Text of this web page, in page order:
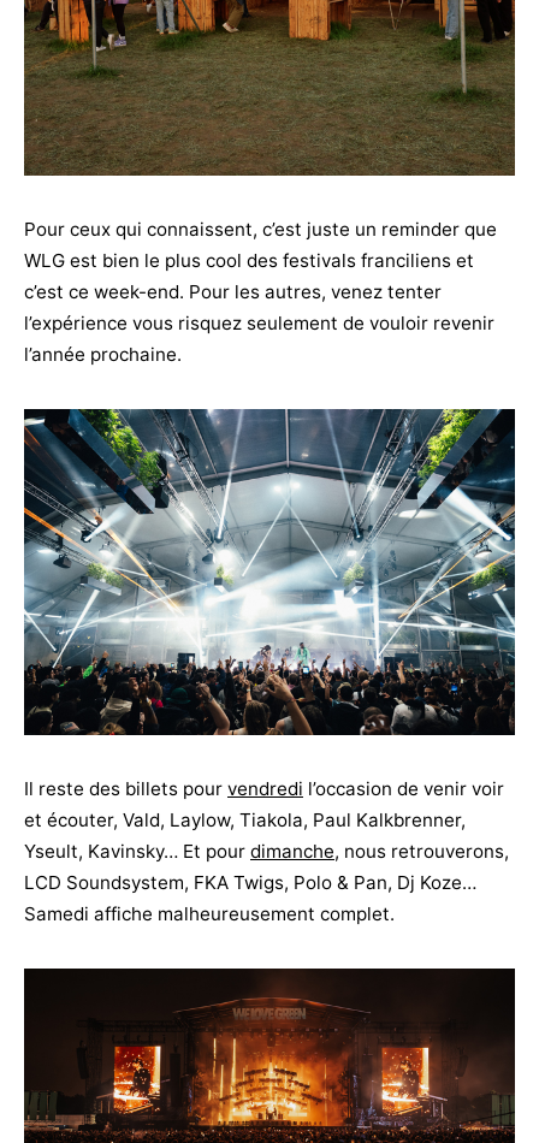
Pour ceux qui connaissent, c’est juste un reminder que
WLG est bien le plus cool des festivals franciliens et
c’est ce week-end. Pour les autres, venez tenter
l’expérience vous risquez seulement de vouloir revenir
l’année prochaine.
Il reste des billets pour vendredi l’occasion de venir voir
et écouter, Vald, Laylow, Tiakola, Paul Kalkbrenner,
Yseult, Kavinsky… Et pour dimanche, nous retrouverons,
LCD Soundsystem, FKA Twigs, Polo & Pan, Dj Koze…
Samedi affiche malheureusement complet.